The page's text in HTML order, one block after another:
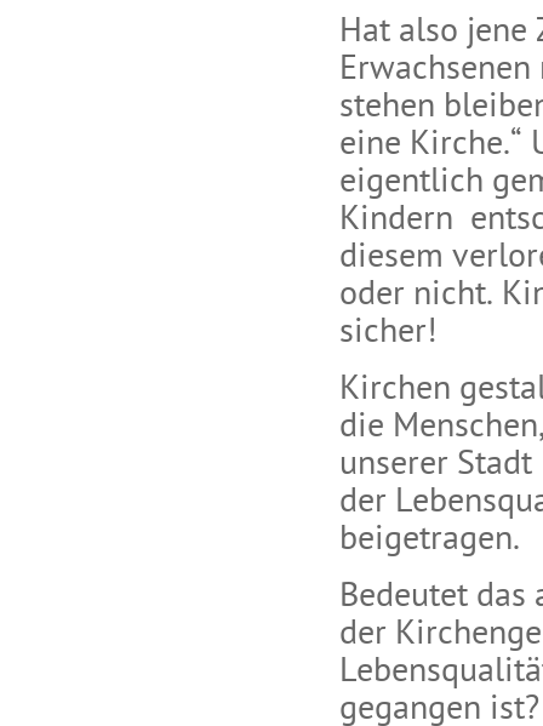
Hat also jene
stehen
eine Kirche.“
eigentlich
Kindern
diesem
oder nicht.
sicher!
Kirchen
die
unserer
der
beigetragen.
Bedeutet das
der
gegangen ist?